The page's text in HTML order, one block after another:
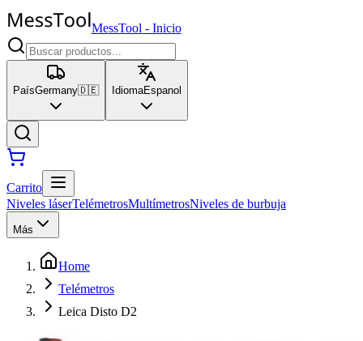
MessTool - Inicio
PaísGermany🇩🇪 IdiomaEspanol
Carrito
Niveles láserTelémetrosMultímetrosNiveles de burbuja
Más
Home
Telémetros
Leica Disto D2